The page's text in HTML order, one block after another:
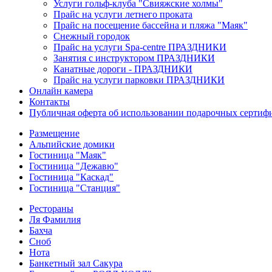
Услуги гольф-клуба "Свияжские холмы"
Прайс на услуги летнего проката
Прайс на посещение бассейна и пляжа "Маяк"
Снежный городок
Прайс на услуги Spa-centre ПРАЗДНИКИ
Занятия с инструктором ПРАЗДНИКИ
Канатные дороги - ПРАЗДНИКИ
Прайс на услуги парковки ПРАЗДНИКИ
Онлайн камера
Контакты
Публичная оферта об использовании подарочных
Размещение
Альпийские домики
Гостиница "Маяк"
Гостиница "Дежавю"
Гостиница "Каскад"
Гостиница "Станция"
Рестораны
Ля Фамилия
Бахча
Сноб
Нота
Банкетный зал Сакура